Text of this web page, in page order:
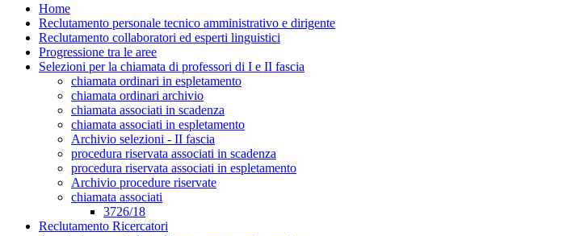
Home
Reclutamento personale tecnico amministrativo e dirigente
Reclutamento collaboratori ed esperti linguistici
Progressione tra le aree
Selezioni per la chiamata di professori di I e II fascia
chiamata ordinari in espletamento
chiamata ordinari archivio
chiamata associati in scadenza
chiamata associati in espletamento
Archivio selezioni - II fascia
procedura riservata associati in scadenza
procedura riservata associati in espletamento
Archivio procedure riservate
chiamata associati
3726/18
Reclutamento Ricercatori